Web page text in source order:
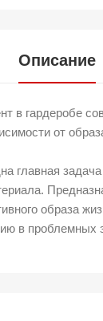
Описание
в гардеробе
от
главная
образа
в